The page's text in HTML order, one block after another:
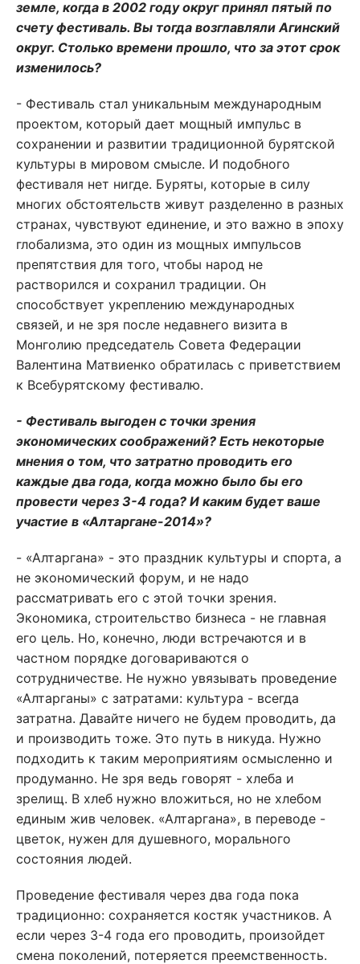
земле, когда в 2002 году округ принял пятый по
счету фестиваль. Вы тогда возглавляли Агинский
округ. Столько времени прошло, что за этот срок
изменилось?
- Фестиваль стал уникальным международным
проектом, который дает мощный импульс в
сохранении и развитии традиционной бурятской
культуры в мировом смысле. И подобного
фестиваля нет нигде. Буряты, которые в силу
многих обстоятельств живут разделенно в разных
странах, чувствуют единение, и это важно в эпоху
глобализма, это один из мощных импульсов
препятствия для того, чтобы народ не
растворился и сохранил традиции. Он
способствует укреплению международных
связей, и не зря после недавнего визита в
Монголию председатель Совета Федерации
Валентина Матвиенко обратилась с приветствием
к Всебурятскому фестивалю.
- Фестиваль выгоден с точки зрения
экономических соображений? Есть некоторые
мнения о том, что затратно проводить его
каждые два года, когда можно было бы его
провести через 3-4 года? И каким будет ваше
участие в «Алтаргане-2014»?
- «Алтаргана» - это праздник культуры и спорта, а
не экономический форум, и не надо
рассматривать его с этой точки зрения.
Экономика, строительство бизнеса - не главная
его цель. Но, конечно, люди встречаются и в
частном порядке договариваются о
сотрудничестве. Не нужно увязывать проведение
«Алтарганы» с затратами: культура - всегда
затратна. Давайте ничего не будем проводить, да
и производить тоже. Это путь в никуда. Нужно
подходить к таким мероприятиям осмысленно и
продуманно. Не зря ведь говорят - хлеба и
зрелищ. В хлеб нужно вложиться, но не хлебом
единым жив человек. «Алтаргана», в переводе -
цветок, нужен для душевного, морального
состояния людей.
Проведение фестиваля через два года пока
традиционно: сохраняется костяк участников. А
если через 3-4 года его проводить, произойдет
смена поколений, потеряется преемственность.